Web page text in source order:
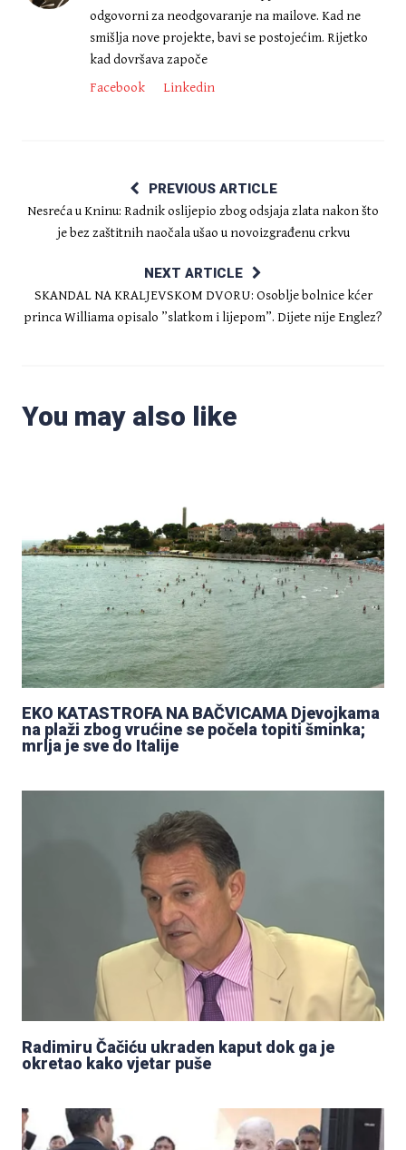
odgovorni za neodgovaranje na mailove. Kad ne
smišlja nove projekte, bavi se postojećim. Rijetko
kad dovršava započe
Facebook
Linkedin
PREVIOUS ARTICLE
Nesreća u Kninu: Radnik oslijepio zbog odsjaja zlata nakon što
je bez zaštitnih naočala ušao u novoizgrađenu crkvu
NEXT ARTICLE
SKANDAL NA KRALJEVSKOM DVORU: Osoblje bolnice kćer
princa Williama opisalo ”slatkom i lijepom”. Dijete nije Englez?
You may also like
EKO KATASTROFA NA BAČVICAMA Djevojkama
na plaži zbog vrućine se počela topiti šminka;
mrlja je sve do Italije
Radimiru Čačiću ukraden kaput dok ga je
okretao kako vjetar puše